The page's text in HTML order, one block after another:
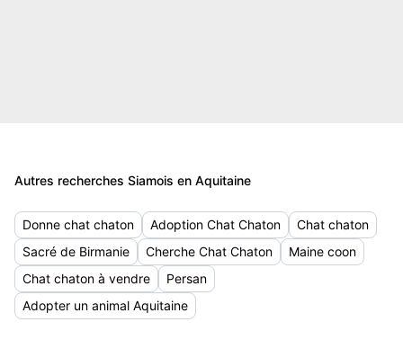
Autres recherches Siamois en Aquitaine
Donne chat chaton Adoption Chat Chaton
Chat chaton
Sacré de Birmanie
Cherche Chat Chaton
Maine coon
Chat chaton à vendre
Persan
Adopter un animal Aquitaine